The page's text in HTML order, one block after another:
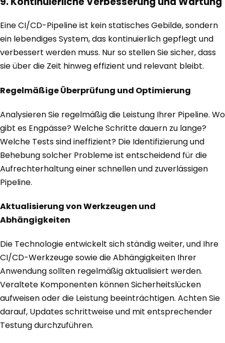
Eine CI/CD-Pipeline ist kein statisches Gebilde, sondern
ein lebendiges System, das kontinuierlich gepflegt und
verbessert werden muss. Nur so stellen Sie sicher, dass
sie über die Zeit hinweg effizient und relevant bleibt.
Regelmäßige Überprüfung und Optimierung
Analysieren Sie regelmäßig die Leistung Ihrer Pipeline. Wo
gibt es Engpässe? Welche Schritte dauern zu lange?
Welche Tests sind ineffizient? Die Identifizierung und
Behebung solcher Probleme ist entscheidend für die
Aufrechterhaltung einer schnellen und zuverlässigen
Pipeline.
Aktualisierung von Werkzeugen und
Abhängigkeiten
Die Technologie entwickelt sich ständig weiter, und Ihre
CI/CD-Werkzeuge sowie die Abhängigkeiten Ihrer
Anwendung sollten regelmäßig aktualisiert werden.
Veraltete Komponenten können Sicherheitslücken
aufweisen oder die Leistung beeinträchtigen. Achten Sie
darauf, Updates schrittweise und mit entsprechender
Testung durchzuführen.